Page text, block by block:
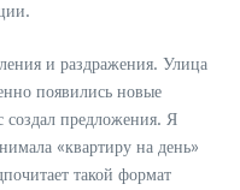
и раздражения. Улица
появились новые
создал предложения. Я
«квартиру на день»
такой формат